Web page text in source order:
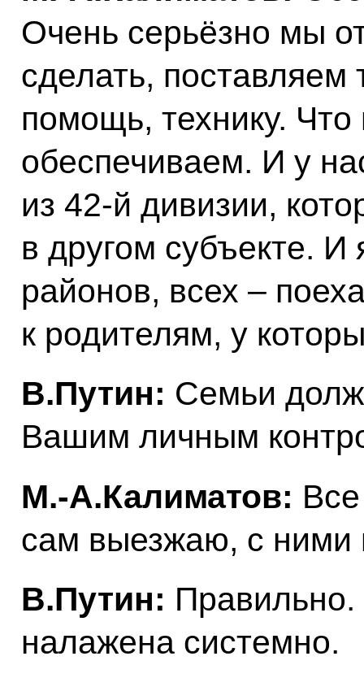
Очень серьёзно мы
сделать, поставляем
помощь, технику.
обеспечиваем. И у
из 42-й дивизии,
в другом субъекте. И
районов, всех –
к родителям, у
В.Путин: Семьи
Вашим личным
М.-А.Калиматов:
сам выезжаю, с ними
В.Путин:
налажена системно.